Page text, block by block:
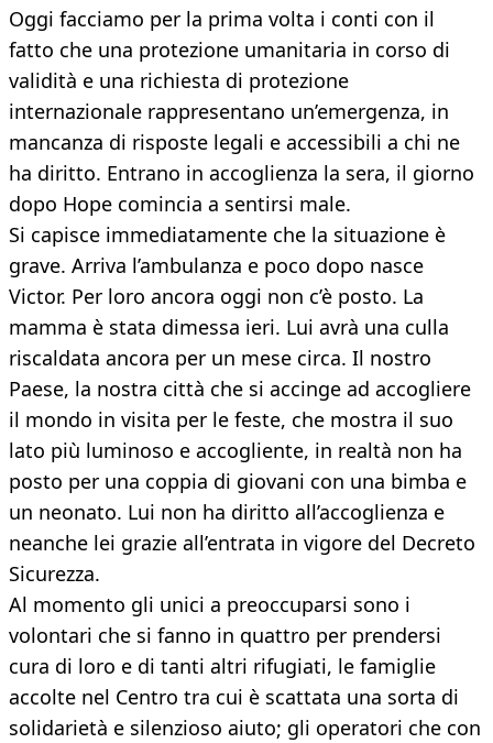
Oggi facciamo per la prima volta i conti con il
fatto che una protezione umanitaria in corso di
validità e una richiesta di protezione
internazionale rappresentano un’emergenza, in
mancanza di risposte legali e accessibili a chi ne
ha diritto. Entrano in accoglienza la sera, il giorno
dopo Hope comincia a sentirsi male.
Si capisce immediatamente che la situazione è
grave. Arriva l’ambulanza e poco dopo nasce
Victor. Per loro ancora oggi non c’è posto. La
mamma è stata dimessa ieri. Lui avrà una culla
riscaldata ancora per un mese circa. Il nostro
Paese, la nostra città che si accinge ad accogliere
il mondo in visita per le feste, che mostra il suo
lato più luminoso e accogliente, in realtà non ha
posto per una coppia di giovani con una bimba e
un neonato. Lui non ha diritto all’accoglienza e
neanche lei grazie all’entrata in vigore del Decreto
Sicurezza.
Al momento gli unici a preoccuparsi sono i
volontari che si fanno in quattro per prendersi
cura di loro e di tanti altri rifugiati, le famiglie
accolte nel Centro tra cui è scattata una sorta di
solidarietà e silenzioso aiuto; gli operatori che con